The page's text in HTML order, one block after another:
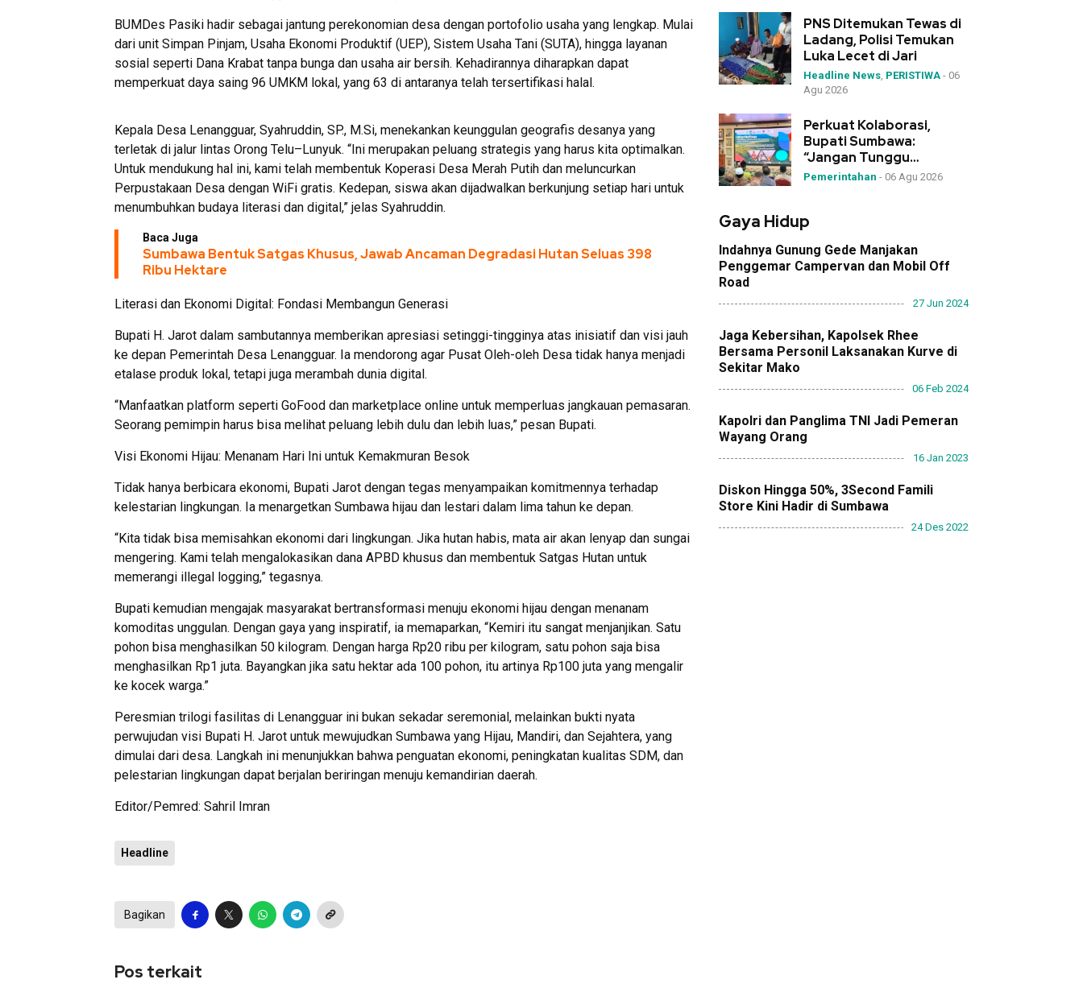
BUMDes Pasiki hadir sebagai jantung perekonomian desa dengan portofolio usaha yang lengkap. Mulai
dari unit Simpan Pinjam, Usaha Ekonomi Produktif (UEP), Sistem Usaha Tani (SUTA), hingga layanan
sosial seperti Dana Krabat tanpa bunga dan usaha air bersih. Kehadirannya diharapkan dapat
memperkuat daya saing 96 UMKM lokal, yang 63 di antaranya telah tersertifikasi halal.
Kepala Desa Lenangguar, Syahruddin, SP., M.Si, menekankan keunggulan geografis desanya yang
terletak di jalur lintas Orong Telu–Lunyuk. “Ini merupakan peluang strategis yang harus kita optimalkan.
Untuk mendukung hal ini, kami telah membentuk Koperasi Desa Merah Putih dan meluncurkan
Perpustakaan Desa dengan WiFi gratis. Kedepan, siswa akan dijadwalkan berkunjung setiap hari untuk
menumbuhkan budaya literasi dan digital,” jelas Syahruddin.
Baca Juga
Sumbawa Bentuk Satgas Khusus, Jawab Ancaman Degradasi Hutan Seluas 398
Ribu Hektare
Literasi dan Ekonomi Digital: Fondasi Membangun Generasi
Bupati H. Jarot dalam sambutannya memberikan apresiasi setinggi-tingginya atas inisiatif dan visi jauh
ke depan Pemerintah Desa Lenangguar. Ia mendorong agar Pusat Oleh-oleh Desa tidak hanya menjadi
etalase produk lokal, tetapi juga merambah dunia digital.
“Manfaatkan platform seperti GoFood dan marketplace online untuk memperluas jangkauan pemasaran.
Seorang pemimpin harus bisa melihat peluang lebih dulu dan lebih luas,” pesan Bupati.
Visi Ekonomi Hijau: Menanam Hari Ini untuk Kemakmuran Besok
Tidak hanya berbicara ekonomi, Bupati Jarot dengan tegas menyampaikan komitmennya terhadap
kelestarian lingkungan. Ia menargetkan Sumbawa hijau dan lestari dalam lima tahun ke depan.
“Kita tidak bisa memisahkan ekonomi dari lingkungan. Jika hutan habis, mata air akan lenyap dan sungai
mengering. Kami telah mengalokasikan dana APBD khusus dan membentuk Satgas Hutan untuk
memerangi illegal logging,” tegasnya.
Bupati kemudian mengajak masyarakat bertransformasi menuju ekonomi hijau dengan menanam
komoditas unggulan. Dengan gaya yang inspiratif, ia memaparkan, “Kemiri itu sangat menjanjikan. Satu
pohon bisa menghasilkan 50 kilogram. Dengan harga Rp20 ribu per kilogram, satu pohon saja bisa
menghasilkan Rp1 juta. Bayangkan jika satu hektar ada 100 pohon, itu artinya Rp100 juta yang mengalir
ke kocek warga.”
Peresmian trilogi fasilitas di Lenangguar ini bukan sekadar seremonial, melainkan bukti nyata
perwujudan visi Bupati H. Jarot untuk mewujudkan Sumbawa yang Hijau, Mandiri, dan Sejahtera, yang
dimulai dari desa. Langkah ini menunjukkan bahwa penguatan ekonomi, peningkatan kualitas SDM, dan
pelestarian lingkungan dapat berjalan beriringan menuju kemandirian daerah.
Editor/Pemred: Sahril Imran
Headline
Bagikan
Pos terkait
PNS Ditemukan Tewas di
Ladang, Polisi Temukan
Luka Lecet di Jari
Headline News, PERISTIWA - 06
Agu 2026
Perkuat Kolaborasi,
Bupati Sumbawa:
“Jangan Tunggu
Bencana, Desa Garda
Pemerintahan - 06 Agu 2026
Gaya Hidup
Indahnya Gunung Gede Manjakan
Penggemar Campervan dan Mobil Off
Road
27 Jun 2024
Jaga Kebersihan, Kapolsek Rhee
Bersama Personil Laksanakan Kurve di
Sekitar Mako
06 Feb 2024
Kapolri dan Panglima TNI Jadi Pemeran
Wayang Orang
16 Jan 2023
Diskon Hingga 50%, 3Second Famili
Store Kini Hadir di Sumbawa
24 Des 2022